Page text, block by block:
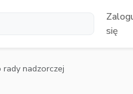
się
nadzorczej